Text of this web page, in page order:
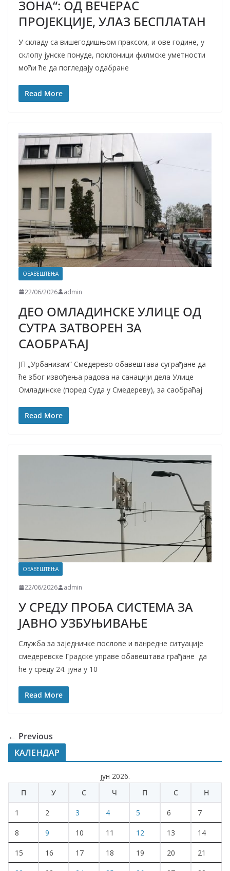
ЗОНА“: ОД ВЕЧЕРАС
ПРОЈЕКЦИЈЕ, УЛАЗ БЕСПЛАТАН
У складу са вишегодишњом праксом, и ове године, у
склопу јунске понуде, поклоници филмске уметности
моћи ће да погледају одабране
Read More
ОБАВЕШТЕЊА
22/06/2026 admin
ДЕО ОМЛАДИНСКЕ УЛИЦЕ ОД
СУТРА ЗАТВОРЕН ЗА
САОБРАЋАЈ
ЈП „Урбанизам“ Смедерево обавештава суграђане да
ће због извођења радова на санацији дела Улице
Омладинске (поред Суда у Смедереву), за саобраћај
Read More
ОБАВЕШТЕЊА
22/06/2026 admin
У СРЕДУ ПРОБА СИСТЕМА ЗА
ЈАВНО УЗБУЊИВАЊЕ
Служба за заједничке послове и ванредне ситуације
смедеревске Градске управе обавештава грађане да
ће у среду 24. јуна у 10
Read More
← Previous
КАЛЕНДАР
јун 2026.
П
У С Ч П С Н
1 2 3 4 5 6 7
8 9 10 11 12 13 14
15 16 17 18 19 20 21